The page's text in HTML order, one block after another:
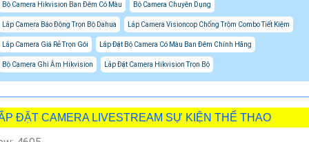
Bộ Camera Hikvision Ban Đêm Có Màu Bộ Camera Chuyên Dụng
Lắp Camera Báo Động Trọn Bộ Dahua Lắp Camera Visioncop Chống Trộm Combo Tiết Kiệm
Lắp Camera Giá Rẻ Trọn Gói Lắp Đặt Bộ Camera Có Màu Ban Đêm Chính Hãng
Bộ Camera Ghi Âm Hikvision Lắp Đặt Camera Hikvision Trọn Bộ
ĐẶT CAMERA LIVESTREAM SỰ KIỆN THỂ THAO